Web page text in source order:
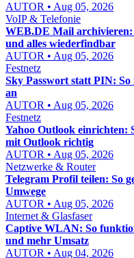
AUTOR • Aug 05, 2026
VoIP & Telefonie
WEB.DE Mail archivieren:
und alles wiederfindbar
AUTOR • Aug 05, 2026
Festnetz
Sky Passwort statt PIN:
an
AUTOR • Aug 05, 2026
Festnetz
Yahoo Outlook einrichten:
mit Outlook richtig
AUTOR • Aug 05, 2026
Netzwerke & Router
Telegram Profil teilen: So
Umwege
AUTOR • Aug 05, 2026
Internet & Glasfaser
Captive WLAN: So
und mehr Umsatz
AUTOR • Aug 04, 2026